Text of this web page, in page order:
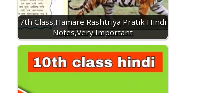
7th Class,Hamare Rashtriya Pratik Hindi
Notes,Very Important